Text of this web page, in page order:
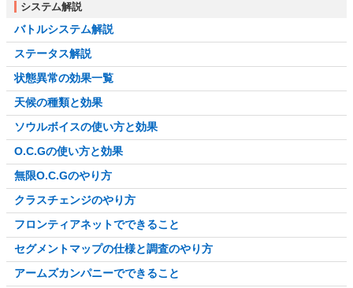
システム解説
バトルシステム解説
ステータス解説
状態異常の効果一覧
天候の種類と効果
ソウルボイスの使い方と効果
O.C.Gの使い方と効果
無限O.C.Gのやり方
クラスチェンジのやり方
フロンティアネットでできること
セグメントマップの仕様と調査のやり方
アームズカンパニーでできること